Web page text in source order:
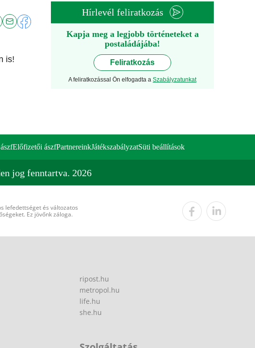
is!
Hírlevél feliratkozás
Kapja meg a legjobb történeteket a
postaládájába!
Feliratkozás
A feliratkozással Ön elfogadta a Szabályzatunkat
Előfizetői ászfPartnereinkJátékszabályzatSüti beállítások
jog fenntartva. 2026
lefedettséget és változatos
Ez jövőnk záloga.
ripost.hu
metropol.hu
life.hu
she.hu